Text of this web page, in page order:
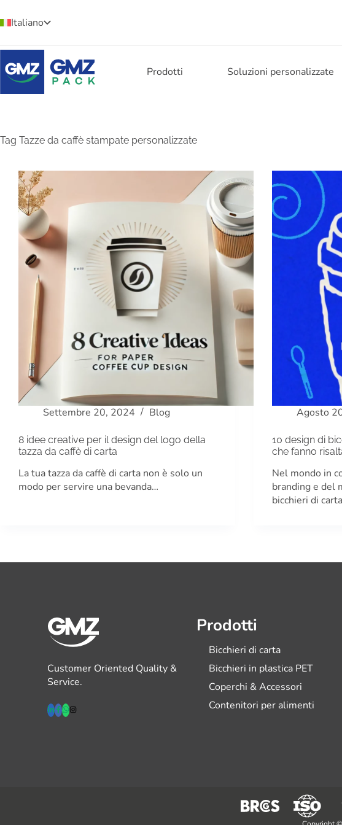
Italiano
Prodotti Soluzioni personalizzate
Tag Tazze da caffè stampate personalizzate
Settembre 20, 2024 Blog
8 idee creative per il design del logo della
tazza da caffè di carta
La tua tazza da caffè di carta non è solo un
modo per servire una bevanda…
Agosto
10 design di
che fanno
Nel mondo in
branding e del
bicchieri di
Customer Oriented Quality &
Service.
Prodotti
Bicchieri di carta
Bicchieri in plastica PET
Coperchi & Accessori
Contenitori per alimenti